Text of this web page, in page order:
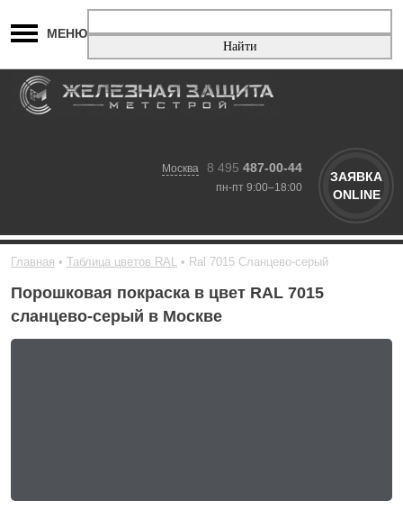
МЕНЮ
Москва 8 495 487-00-44
пн-пт 9:00–18:00
ЗАЯВКА
ONLINE
Главная Таблица цветов RAL Ral 7015 Сланцево-серый
Порошковая покраска в цвет RAL 7015
сланцево-серый в Москве